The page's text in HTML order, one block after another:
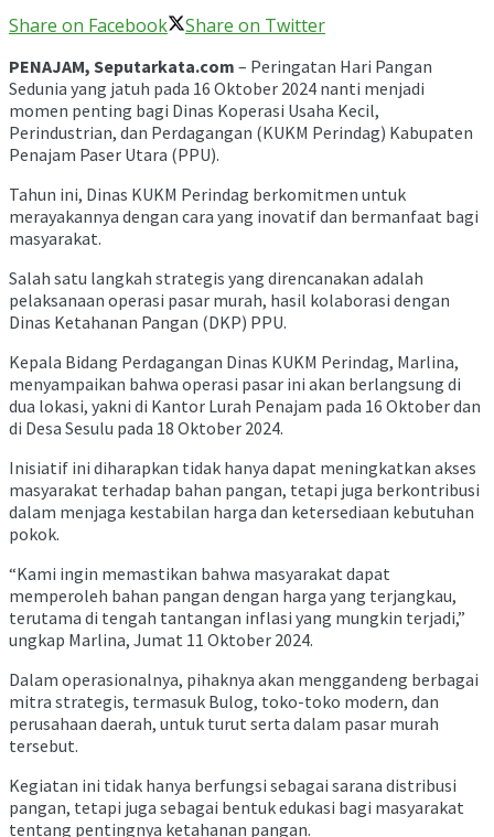
Share on Facebook
Share on Twitter
PENAJAM, Seputarkata.com – Peringatan Hari Pangan
Sedunia yang jatuh pada 16 Oktober 2024 nanti menjadi
momen penting bagi Dinas Koperasi Usaha Kecil,
Perindustrian, dan Perdagangan (KUKM Perindag) Kabupaten
Penajam Paser Utara (PPU).
Tahun ini, Dinas KUKM Perindag berkomitmen untuk
merayakannya dengan cara yang inovatif dan bermanfaat bagi
masyarakat.
Salah satu langkah strategis yang direncanakan adalah
pelaksanaan operasi pasar murah, hasil kolaborasi dengan
Dinas Ketahanan Pangan (DKP) PPU.
Kepala Bidang Perdagangan Dinas KUKM Perindag, Marlina,
menyampaikan bahwa operasi pasar ini akan berlangsung di
dua lokasi, yakni di Kantor Lurah Penajam pada 16 Oktober dan
di Desa Sesulu pada 18 Oktober 2024.
Inisiatif ini diharapkan tidak hanya dapat meningkatkan akses
masyarakat terhadap bahan pangan, tetapi juga berkontribusi
dalam menjaga kestabilan harga dan ketersediaan kebutuhan
pokok.
“Kami ingin memastikan bahwa masyarakat dapat
memperoleh bahan pangan dengan harga yang terjangkau,
terutama di tengah tantangan inflasi yang mungkin terjadi,”
ungkap Marlina, Jumat 11 Oktober 2024.
Dalam operasionalnya, pihaknya akan menggandeng berbagai
mitra strategis, termasuk Bulog, toko-toko modern, dan
perusahaan daerah, untuk turut serta dalam pasar murah
tersebut.
Kegiatan ini tidak hanya berfungsi sebagai sarana distribusi
pangan, tetapi juga sebagai bentuk edukasi bagi masyarakat
tentang pentingnya ketahanan pangan.